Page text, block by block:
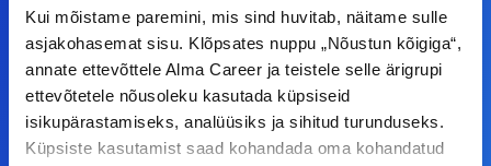
Kui mõistame paremini, mis sind huvitab, näitame sulle
asjakohasemat sisu. Klõpsates nuppu „Nõustun kõigiga“,
annate ettevõttele Alma Career ja teistele selle ärigrupi
ettevõtetele nõusoleku kasutada küpsiseid
isikupärastamiseks, analüüsiks ja sihitud turunduseks.
Küpsiste kasutamist saad kohandada oma kohandatud
F
a
c
e
b
I
n
s
t
a
L
i
n
k
e
Y
o
u
t
u
© Alma Career Estonia OÜ